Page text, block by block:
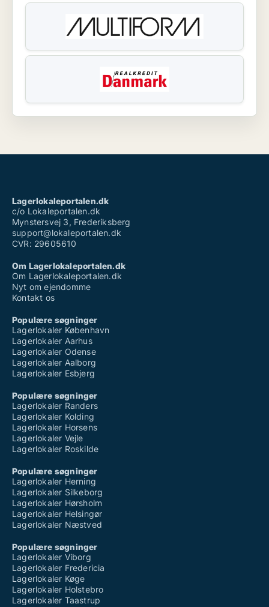
Lagerlokaleportalen.dk
c/o Lokaleportalen.dk
Mynstersvej 3, Frederiksberg
support@lokaleportalen.dk
CVR: 29605610
Om Lagerlokaleportalen.dk
Om Lagerlokaleportalen.dk
Nyt om ejendomme
Kontakt os
Populære søgninger
Lagerlokaler København
Lagerlokaler Aarhus
Lagerlokaler Odense
Lagerlokaler Aalborg
Lagerlokaler Esbjerg
Populære søgninger
Lagerlokaler Randers
Lagerlokaler Kolding
Lagerlokaler Horsens
Lagerlokaler Vejle
Lagerlokaler Roskilde
Populære søgninger
Lagerlokaler Herning
Lagerlokaler Silkeborg
Lagerlokaler Hørsholm
Lagerlokaler Helsingør
Lagerlokaler Næstved
Populære søgninger
Lagerlokaler Viborg
Lagerlokaler Fredericia
Lagerlokaler Køge
Lagerlokaler Holstebro
Lagerlokaler Taastrup